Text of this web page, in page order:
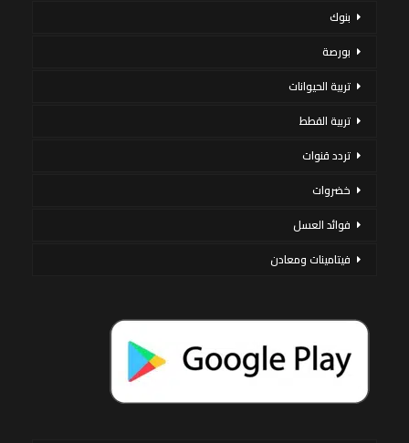
بنوك
بورصة
تربية الحيوانات
تربية القطط
تردد قنوات
خضروات
فوائد العسل
فيتامينات ومعادن